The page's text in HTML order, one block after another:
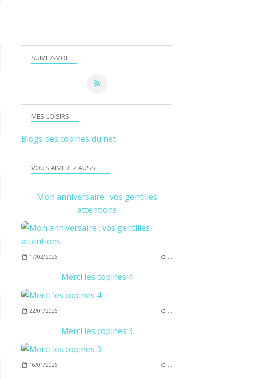
SUIVEZ-MOI
VOUS AIMEREZ AUSSI :
Mon anniversaire : vos gentilles
attentions
17/02/2026 …
Merci les copines 4
22/01/2026 …
Merci les copines 3
16/01/2026 …
MES LOISIRS
Blogs des copines du net